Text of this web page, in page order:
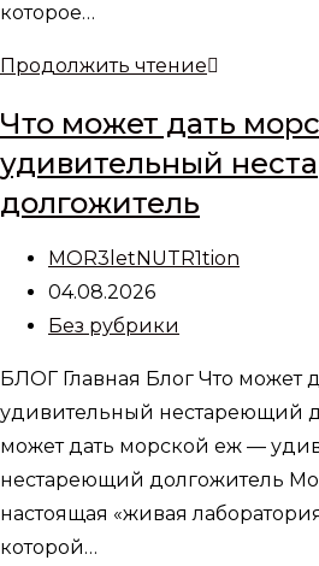
которое…
Продолжить чтение
броня»
для
как
часы
Что может дать
удивительный
долгожитель
Автор
записи:
MOR3letNUTR1tion
Запись
опубликована:
04.08.2026
Рубрика
Без рубрики
БЛОГ Главная Блог Что может
удивительный нестареющий
может дать морской еж —
нестареющий долгожитель
настоящая «живая
которой…